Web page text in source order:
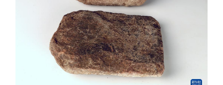
书画 健康
视频 图片
中央文件 金融
人居 信息化